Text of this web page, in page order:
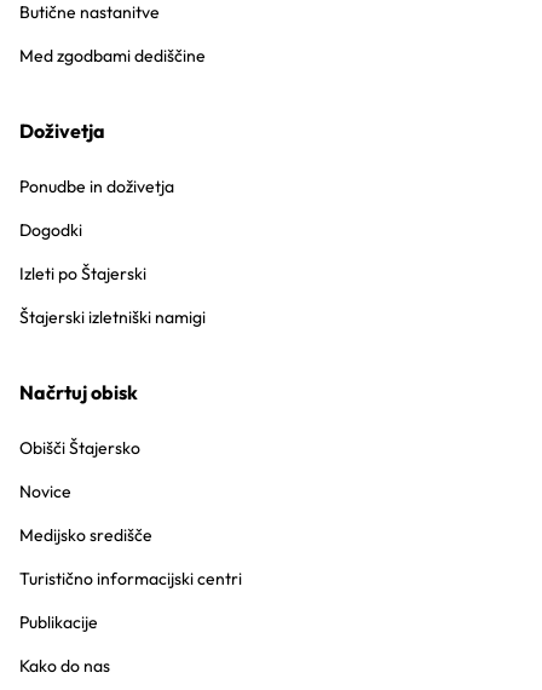
Butične nastanitve
Med zgodbami dediščine
Doživetja
Ponudbe in doživetja
Dogodki
Izleti po Štajerski
Štajerski izletniški namigi
Načrtuj obisk
Obišči Štajersko
Novice
Medijsko središče
Turistično informacijski centri
Publikacije
Kako do nas